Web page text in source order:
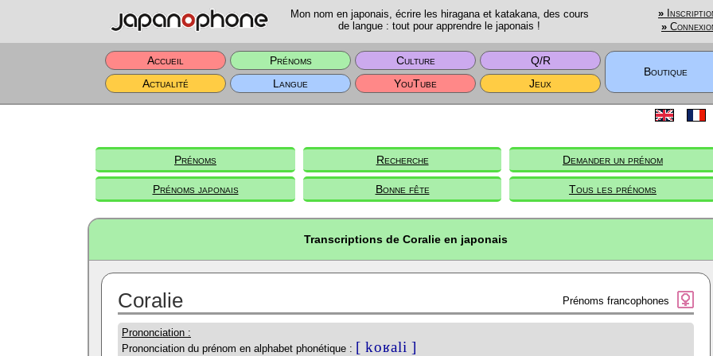
Mon nom en japonais, écrire les hiragana et katakana, des cours
de langue : tout pour apprendre le japonais !
»
»
Accueil Prénoms Culture
Q/R
Boutique
Actualité
Langue YouTube Jeux
Prénoms Recherche Demander un prénom
Prénoms japonais Bonne fête Tous les prénoms
Transcriptions de Coralie en japonais
Coralie Prénoms francophones
Prononciation :
Prononciation du prénom en alphabet phonétique : [ koʁali ]